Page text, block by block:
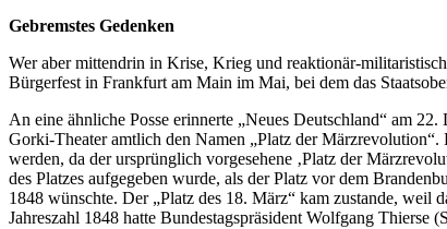
Gebremstes Gedenken
Wer aber mittendrin in Krise, Krieg und reaktionär-
Bürgerfest in Frankfurt am Main im Mai, bei dem das
An eine ähnliche Posse erinnerte „Neues Deutschland“ am
Gorki-Theater amtlich den Namen „Platz der
werden, da der ursprünglich vorgesehene ‚Platz der
des Platzes aufgegeben wurde, als der Platz vor dem
1848 wünschte. Der „Platz des 18. März“ kam zustande,
Jahreszahl 1848 hatte Bundestagspräsident Wolfgang Thierse